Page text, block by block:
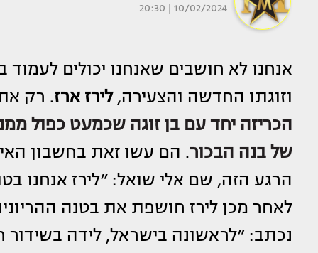
10/02/2024 | 20:30
אנחנו לא חושבים שאנחנו יכולים
וזוגתו החדשה והצעירה,לירז ארז. רק
הכריזה יחד עם בן זוגה שכמעט כפול
של בנה הבכור. הם עשו זאת בחשבון
הרגע הזה, שם אלי שואל: ״לירז אנחנו
לאחר מכן לירז חושפת את בטנה
נכתב: ״לראשונה בישראל, לידה בשידור